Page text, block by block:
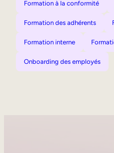
Formation à la conformité
Formation des adhérents
Formation interne
Onboarding des employés